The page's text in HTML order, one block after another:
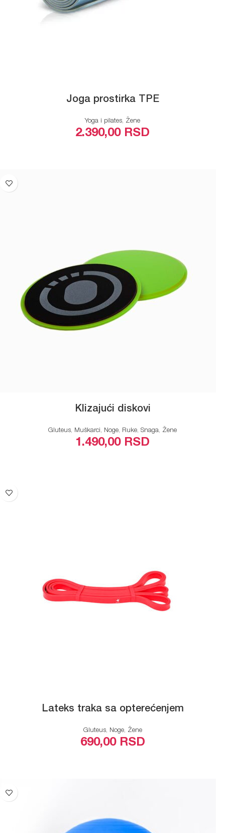
Joga prostirka TPE
Yoga i pilates, Žene
2.390,00 RSD
Klizajući diskovi
Gluteus, Muškarci, Noge, Ruke, Snaga, Žene
1.490,00 RSD
Lateks traka sa opterećenjem
Gluteus, Noge, Žene
690,00 RSD